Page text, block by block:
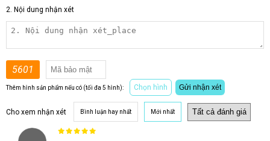
2. Nội dung nhận xét
5601
Thêm hình sản phẩm nếu có (tối đa 5 hình): Chọn hình Gửi nhận xét
Cho xem nhận xét Bình luận hay nhất Mới nhất